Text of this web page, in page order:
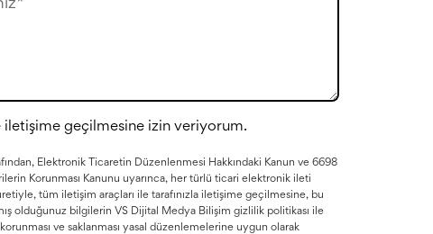
iletişime geçilmesine izin veriyorum.
Elektronik Ticaretin Düzenlenmesi Hakkındaki Kanun ve 6698
Korunması Kanunu uyarınca, her türlü ticari elektronik ileti
tüm iletişim araçları ile tarafınızla iletişime geçilmesine, bu
olduğunuz bilgilerin VS Dijital Medya Bilişim gizlilik politikası ile
ve saklanması yasal düzenlemelerine uygun olarak